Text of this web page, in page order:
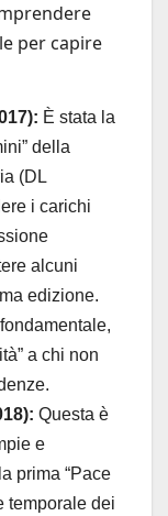
per capire
È stata la
della
(DL
i carichi
alcuni
edizione.
a chi non
Questa è
e
prima “Pace
temporale dei